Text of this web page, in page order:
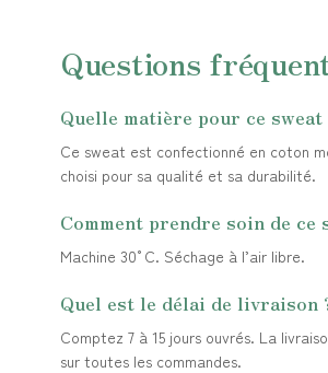
Questions
Quelle matière pour ce sweat
Ce sweat est confectionné en coton
choisi pour sa qualité et sa durabilité.
Comment prendre soin de ce
Machine 30°C. Séchage à l’air libre.
Quel est le délai de livraison
Comptez 7 à 15 jours ouvrés. La
sur toutes les commandes.